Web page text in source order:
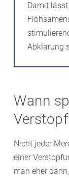
Damit
Abklärung
Wann
Nicht jeder
einer
man eher